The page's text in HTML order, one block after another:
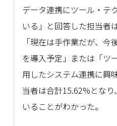
データ連携にツール・テ
いる」と回答した担当者
「現在は手作業だが、今
を導入予定」または「ツ
用したシステム連携に興
当者は合計15.62%とな
いることがわかった。